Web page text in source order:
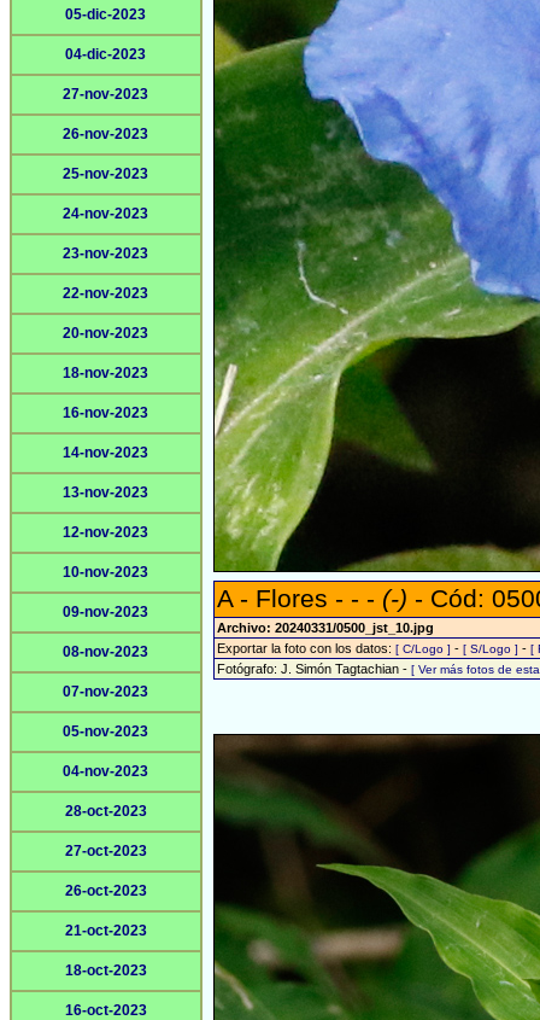
05-dic-2023
04-dic-2023
27-nov-2023
26-nov-2023
25-nov-2023
24-nov-2023
23-nov-2023
22-nov-2023
20-nov-2023
18-nov-2023
16-nov-2023
14-nov-2023
13-nov-2023
12-nov-2023
10-nov-2023
09-nov-2023
08-nov-2023
07-nov-2023
05-nov-2023
04-nov-2023
28-oct-2023
27-oct-2023
26-oct-2023
21-oct-2023
18-oct-2023
16-oct-2023
A - Flores - - - (-) - Cód:
Archivo: 20240331/0500_jst_10.jpg
Exportar la foto con los datos: [ C/Logo ] - [ S/Logo ] - [
Fotógrafo: J. Simón Tagtachian - [ Ver más fotos de